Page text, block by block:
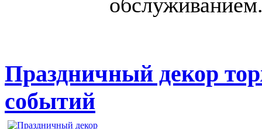
Праздничный декор
событий